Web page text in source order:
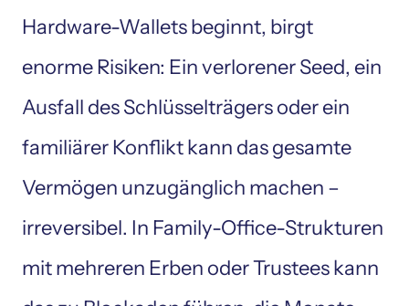
Hardware-Wallets beginnt, birgt
enorme Risiken: Ein verlorener Seed, ein
Ausfall des Schlüsselträgers oder ein
familiärer Konflikt kann das gesamte
Vermögen unzugänglich machen –
irreversibel. In Family-Office-Strukturen
mit mehreren Erben oder Trustees kann